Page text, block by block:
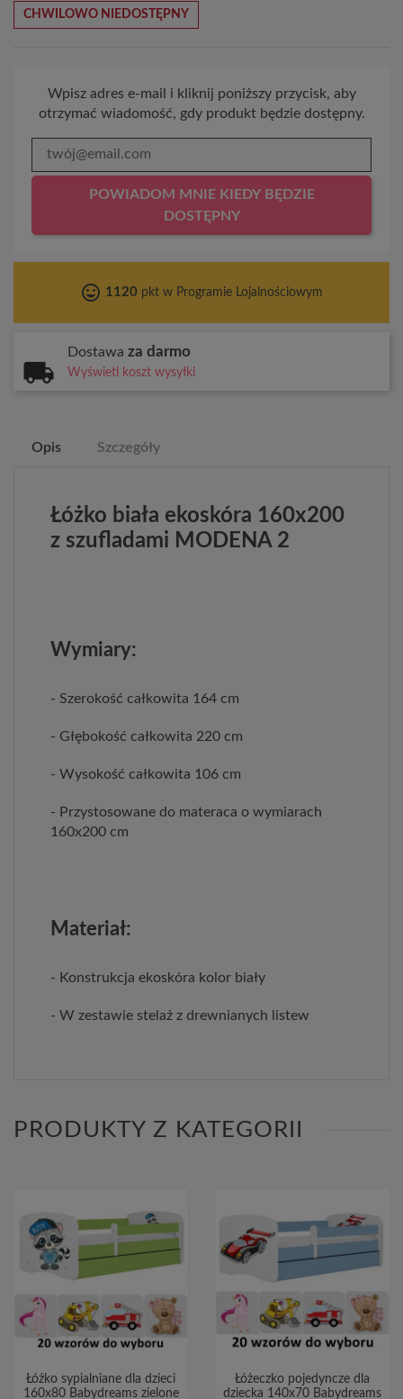
CHWILOWO NIEDOSTĘPNY
Wpisz adres e-mail i kliknij poniższy przycisk, aby
otrzymać wiadomość, gdy produkt będzie dostępny.
POWIADOM MNIE KIEDY BĘDZIE
DOSTĘPNY
tag_faces 1120 pkt w Programie Lojalnościowym
Dostawa za darmo
Wyświetl koszt wysyłki
Opis Szczegóły
Łóżko biała ekoskóra 160x200
z szufladami MODENA 2
Wymiary:
- Szerokość całkowita 164 cm
- Głębokość całkowita 220 cm
- Wysokość całkowita 106 cm
- Przystosowane do materaca o wymiarach
160x200 cm
Materiał:
- Konstrukcja ekoskóra kolor biały
- W zestawie stelaż z drewnianych listew
PRODUKTY Z KATEGORII
Łóżko sypialniane dla dzieci
160x80 Babydreams zielone
Łóżeczko pojedyncze dla
dziecka 140x70 Babydreams